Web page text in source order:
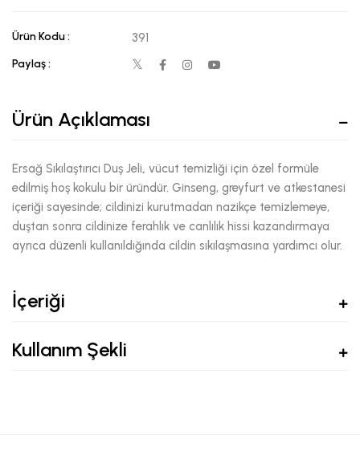
Ürün Kodu : 391
Paylaş :
Ürün Açıklaması
Ersağ Sıkılaştırıcı Duş Jeli vücut temizliği için özel formüle
edilmiş hoş kokulu bir üründür. Ginseng, greyfurt ve atkestanesi
içeriği sayesinde; cildinizi kurutmadan nazikçe temizlemeye,
duştan sonra cildinize ferahlık ve canlılık hissi kazandırmaya
ayrıca düzenli kullanıldığında cildin sıkılaşmasına yardımcı olur.
İçeriği
Kullanım Şekli